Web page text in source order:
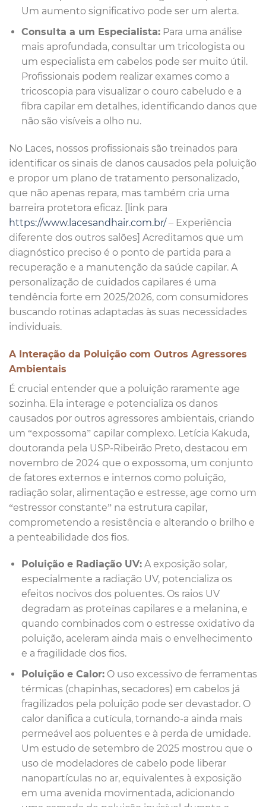
Um aumento significativo pode ser um alerta.
Consulta a um Especialista:Para uma análise
mais aprofundada, consultar um tricologista ou
um especialista em cabelos pode ser muito útil.
Profissionais podem realizar exames como a
tricoscopia para visualizar o couro cabeludo e a
fibra capilar em detalhes, identificando danos que
não são visíveis a olho nu.
No Laces, nossos profissionais são treinados para
identificar os sinais de danos causados pela poluição
e propor um plano de tratamento personalizado,
que não apenas repara, mas também cria uma
barreira protetora eficaz. [link para
https://www.lacesandhair.com.br/– Experiência
diferente dos outros salões] Acreditamos que um
diagnóstico preciso é o ponto de partida para a
recuperação e a manutenção da saúde capilar. A
personalização de cuidados capilares é uma
tendência forte em 2025/2026, com consumidores
buscando rotinas adaptadas às suas necessidades
individuais.
A Interação da Poluição com Outros Agressores
Ambientais
É crucial entender que a poluição raramente age
sozinha. Ela interage e potencializa os danos
causados por outros agressores ambientais, criando
um “expossoma” capilar complexo. Letícia Kakuda,
doutoranda pela USP-Ribeirão Preto, destacou em
novembro de 2024 que o expossoma, um conjunto
de fatores externos e internos como poluição,
radiação solar, alimentação e estresse, age como um
“estressor constante” na estrutura capilar,
comprometendo a resistência e alterando o brilho e
a penteabilidade dos fios.
Poluição e Radiação UV:A exposição solar,
especialmente a radiação UV, potencializa os
efeitos nocivos dos poluentes. Os raios UV
degradam as proteínas capilares e a melanina, e
quando combinados com o estresse oxidativo da
poluição, aceleram ainda mais o envelhecimento
e a fragilidade dos fios.
Poluição e Calor:O uso excessivo de ferramentas
térmicas (chapinhas, secadores) em cabelos já
fragilizados pela poluição pode ser devastador. O
calor danifica a cutícula, tornando-a ainda mais
permeável aos poluentes e à perda de umidade.
Um estudo de setembro de 2025 mostrou que o
uso de modeladores de cabelo pode liberar
nanopartículas no ar, equivalentes à exposição
em uma avenida movimentada, adicionando